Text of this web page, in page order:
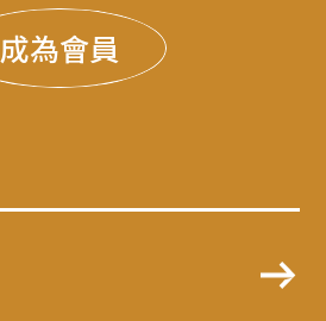
成為會員